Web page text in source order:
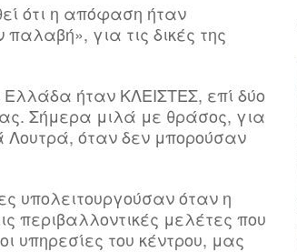
ότι η απόφαση ήταν
για τις δικές της
Ελλάδα ήταν ΚΛΕΙΣΤΕΣ, επί δύο
Σήμερα μιλά με θράσος, για
Λουτρά, όταν δεν μπορούσαν
υπολειτουργούσαν όταν η
περιβαλλοντικές μελέτες που
υπηρεσίες του κέντρου, μας